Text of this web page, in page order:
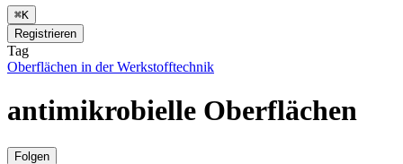
⌘K
Registrieren
Tag
Oberflächen in der Werkstofftechnik
antimikrobielle Oberflächen
Folgen